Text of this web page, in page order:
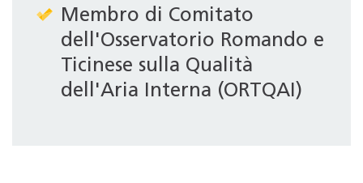
Membro di Comitato
dell'Osservatorio Romando e
Ticinese sulla Qualità
dell'Aria Interna (ORTQAI)